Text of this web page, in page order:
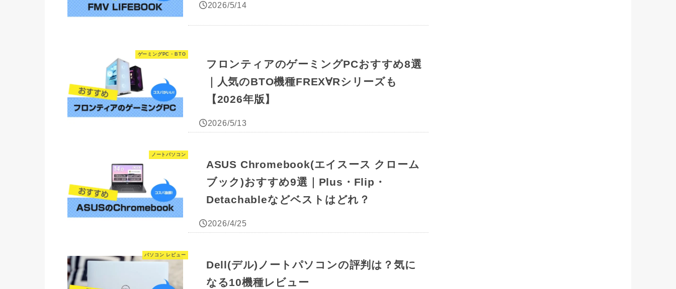
2026/5/14
ゲーミングPC・BTO
フロンティアのゲーミングPCおすすめ8選
｜人気のBTO機種FREX∀Rシリーズも
【2026年版】
2026/5/13
ノートパソコン
ASUS Chromebook(エイスース クローム
ブック)おすすめ9選｜Plus・Flip・
Detachableなどベストはどれ？
2026/4/25
パソコン レビュー
Dell(デル)ノートパソコンの評判は？気に
なる10機種レビュー